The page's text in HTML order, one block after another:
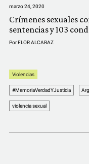
marzo 24, 2020
Crímenes sexuales
sentencias y 103
PorFLOR ALCARAZ
Violencias
#MemoriaVerdadYJusticia
violencia sexual